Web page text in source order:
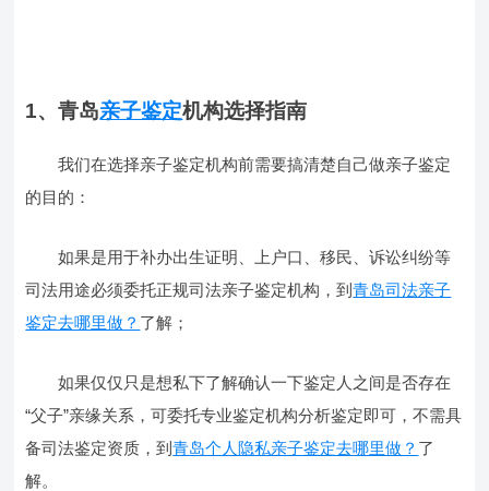
1、青岛亲子鉴定机构选择指南
我们在选择亲子鉴定机构前需要搞清楚自己做亲子鉴定
的目的：
如果是用于补办出生证明、上户口、移民、诉讼纠纷等
司法用途必须委托正规司法亲子鉴定机构，到青岛司法亲子
鉴定去哪里做？ 了解；
如果仅仅只是想私下了解确认一下鉴定人之间是否存在
“父子”亲缘关系，可委托专业鉴定机构分析鉴定即可，不需具
备司法鉴定资质，到青岛个人隐私亲子鉴定去哪里做？ 了
解。